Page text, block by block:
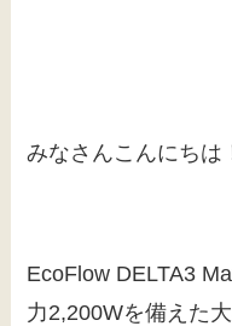
みなさんこんにちは
EcoFlow DELTA3
力2,200Wを備えた